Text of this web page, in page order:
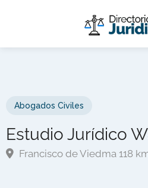
Abogados Civiles
Estudio Jurídico
Francisco de Viedma 118